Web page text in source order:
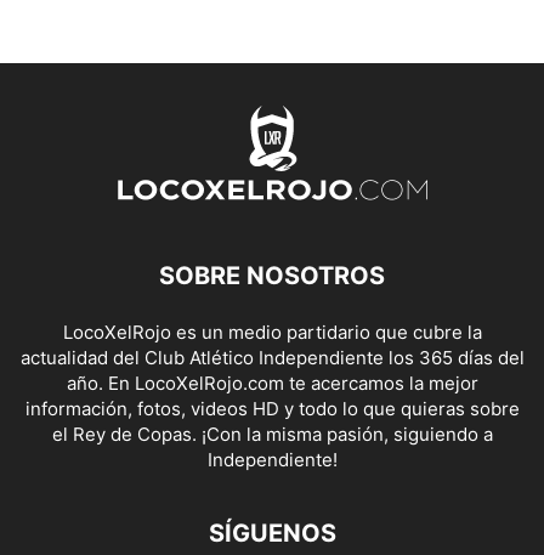
SOBRE NOSOTROS
LocoXelRojo es un medio partidario que cubre la
actualidad del Club Atlético Independiente los 365 días del
año. En LocoXelRojo.com te acercamos la mejor
información, fotos, videos HD y todo lo que quieras sobre
el Rey de Copas. ¡Con la misma pasión, siguiendo a
Independiente!
SÍGUENOS